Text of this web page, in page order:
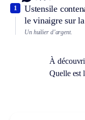
Ustensile
le vinaigre sur
1
Un huilier d’argent.
À
Quelle est